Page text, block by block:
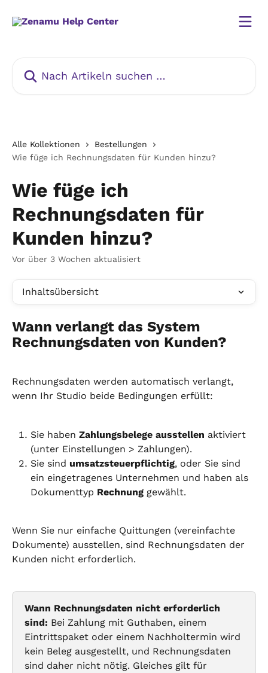
Alle Kollektionen
Bestellungen
Wie füge ich Rechnungsdaten für Kunden hinzu?
Wie füge ich
Rechnungsdaten für
Kunden hinzu?
Vor über 3 Wochen aktualisiert
Inhaltsübersicht
Wann verlangt das System
Rechnungsdaten von Kunden?
Rechnungsdaten werden automatisch verlangt,
wenn Ihr Studio beide Bedingungen erfüllt:
Sie haben Zahlungsbelege ausstellen aktiviert
(unter Einstellungen > Zahlungen).
Sie sind umsatzsteuerpflichtig, oder Sie sind
ein eingetragenes Unternehmen und haben als
Dokumenttyp Rechnung gewählt.
Wenn Sie nur einfache Quittungen (vereinfachte
Dokumente) ausstellen, sind Rechnungsdaten der
Kunden nicht erforderlich.
Wann Rechnungsdaten nicht erforderlich
sind: Bei Zahlung mit Guthaben, einem
Eintrittspaket oder einem Nachholtermin wird
kein Beleg ausgestellt, und Rechnungsdaten
sind daher nicht nötig. Gleiches gilt für